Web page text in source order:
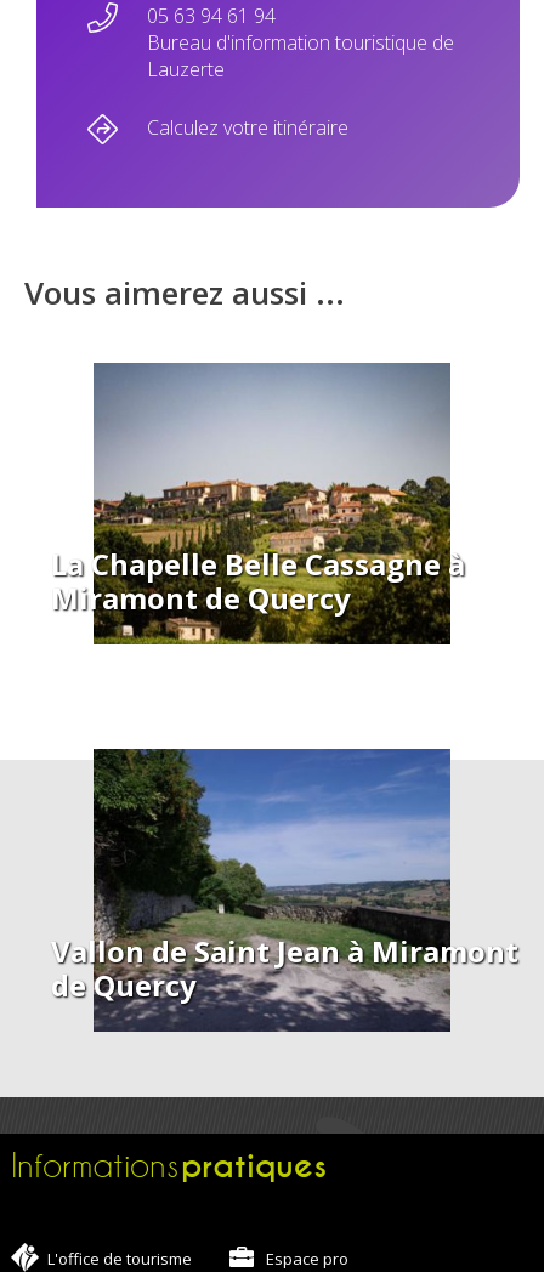
05 63 94 61 94
Bureau d'information touristique de
Lauzerte
Calculez votre itinéraire
Vous aimerez aussi ...
La Chapelle Belle Cassagne à
Miramont de Quercy
Vallon de Saint Jean à Miramont
de Quercy
Informationspratiques
L'office de tourisme Espace pro